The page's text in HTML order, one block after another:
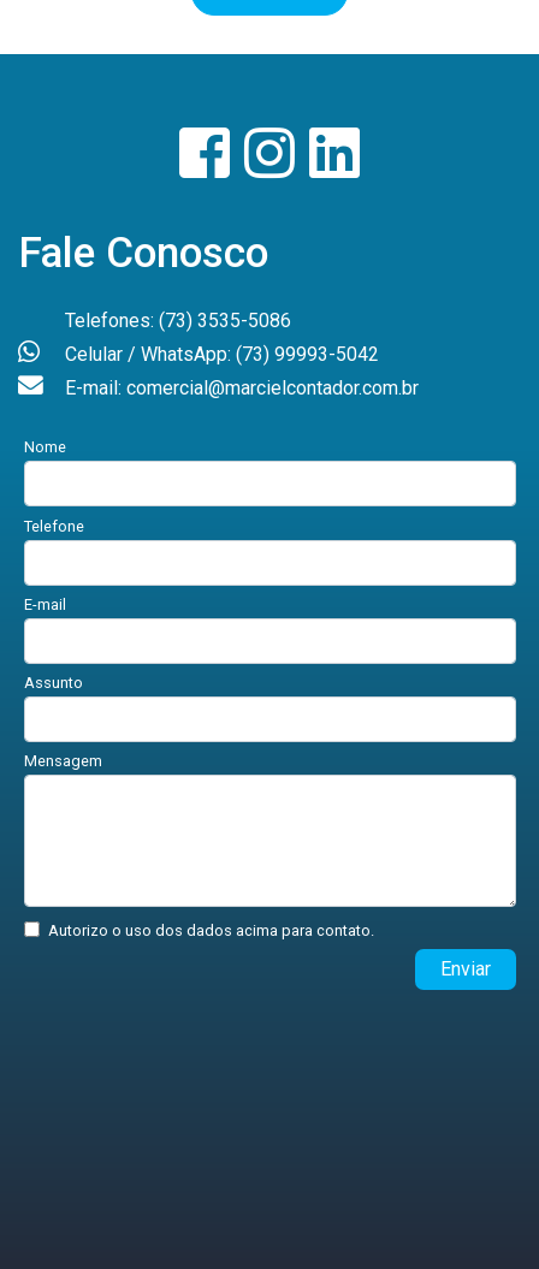
Fale Conosco
Telefones: (73) 3535-5086
Celular / WhatsApp: (73) 99993-5042
E-mail: comercial@marcielcontador.com.br
Nome
Telefone
E-mail
Assunto
Mensagem
Autorizo o uso dos dados acima para contato.
Enviar